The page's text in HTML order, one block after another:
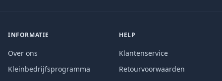
INFORMATIE
Over ons
Kleinbedrijfsprogramma
HELP
Klantenservice
Retourvoorwaarden